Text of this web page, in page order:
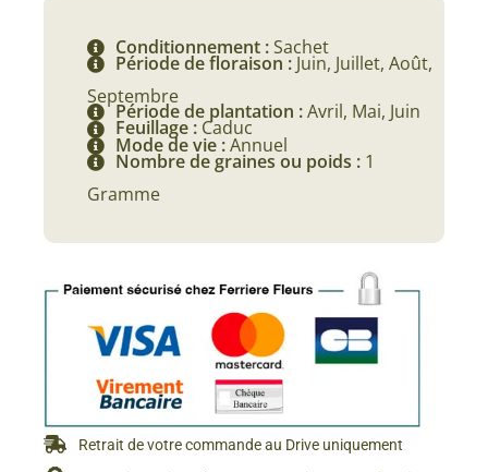
Conditionnement :Sachet
Période de floraison : Juin, Juillet, Août,
Septembre
Période de plantation :Avril, Mai, Juin
Feuillage : Caduc
Mode de vie :Annuel
Nombre de graines ou poids : 1
Gramme
Retrait de votre commande au Drive uniquement